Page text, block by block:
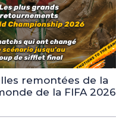
remontées de la
de la FIFA 2026